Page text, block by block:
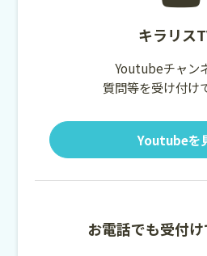
キラリス
Youtubeチャン
質問等を受け付け
Youtubeを
お電話でも受付